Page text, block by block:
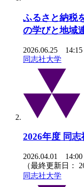
ふるさと納税
の学びと地域
2026.06.25 14:15
同志社大学
2026年度 同
2026.04.01 14:00
（最終更新日：
同志社大学